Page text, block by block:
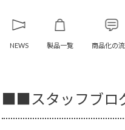
NEWS 製品一覧 商品化の
■■スタッフブ